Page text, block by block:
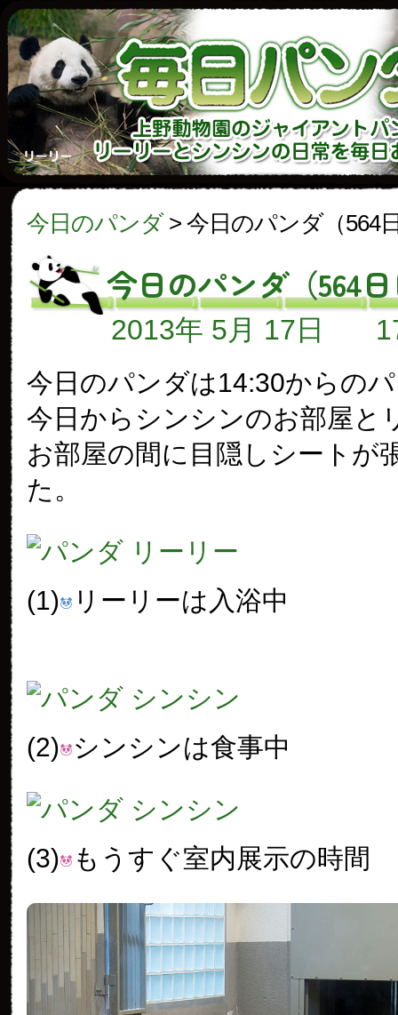
今日のパンダ> 今日のパンダ（564
今日のパンダ（564
2013年 5月 17日
今日のパンダは14:30からの
今日からシンシンのお部屋と
お部屋の間に目隠しシートが
た。
(1) リーリーは入浴中
(2) シンシンは食事中
(3) もうすぐ室内展示の時間